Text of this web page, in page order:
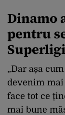
Dinamo
pentru
„Dar așa
devenim
face tot ce
mai bune